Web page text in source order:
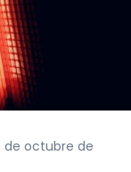
de octubre de